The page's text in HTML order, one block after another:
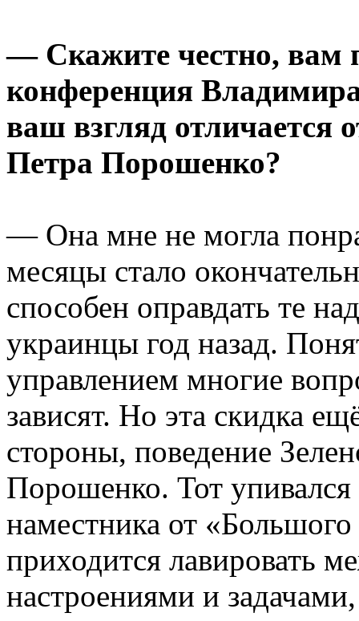
— Скажите честно, вам
конференция
ваш взгляд отличается
Петра Порошенко?
— Она мне не могла
месяцы стало
способен оправдать те
украинцы год назад.
управлением многие
зависят. Но эта скидка
стороны, поведение
Порошенко. Тот упивался
наместника от
приходится лавировать
настроениями и